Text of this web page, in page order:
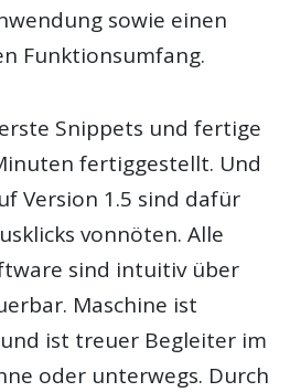
sowie einen
Funktionsumfang.
Snippets und fertige
fertiggestellt. Und
Version 1.5 sind dafür
vonnöten. Alle
sind intuitiv über
Maschine ist
ist treuer Begleiter im
oder unterwegs. Durch